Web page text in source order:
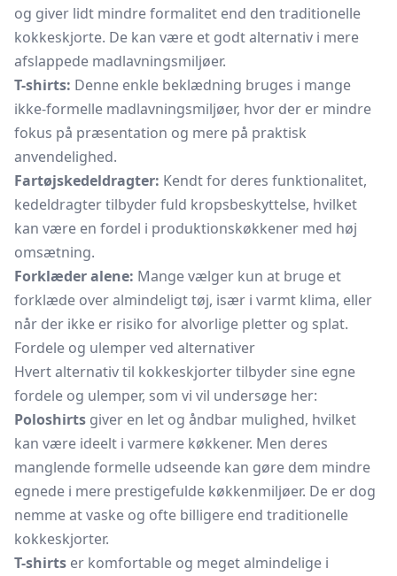
og giver lidt mindre formalitet end den traditionelle
kokkeskjorte. De kan være et godt alternativ i mere
afslappede madlavningsmiljøer.
T-shirts: Denne enkle beklædning bruges i mange
ikke-formelle madlavningsmiljøer, hvor der er mindre
fokus på præsentation og mere på praktisk
anvendelighed.
Fartøjskedeldragter: Kendt for deres funktionalitet,
kedeldragter tilbyder fuld kropsbeskyttelse, hvilket
kan være en fordel i produktionskøkkener med høj
omsætning.
Forklæder alene: Mange vælger kun at bruge et
forklæde over almindeligt tøj, især i varmt klima, eller
når der ikke er risiko for alvorlige pletter og splat.
Fordele og ulemper ved alternativer
Hvert alternativ til kokkeskjorter tilbyder sine egne
fordele og ulemper, som vi vil undersøge her:
Poloshirts giver en let og åndbar mulighed, hvilket
kan være ideelt i varmere køkkener. Men deres
manglende formelle udseende kan gøre dem mindre
egnede i mere prestigefulde køkkenmiljøer. De er dog
nemme at vaske og ofte billigere end traditionelle
kokkeskjorter.
T-shirts er komfortable og meget almindelige i